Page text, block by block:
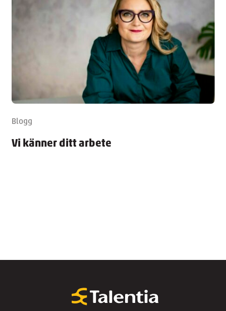
Blogg
Vi känner ditt arbete